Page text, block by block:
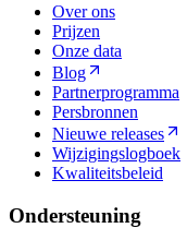
Over ons
Prijzen
Onze data
Blog
Partnerprogramma
Persbronnen
Nieuwe releases
Wijzigingslogboek
Kwaliteitsbeleid
Ondersteuning